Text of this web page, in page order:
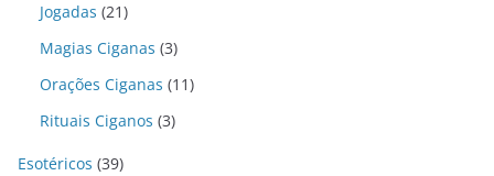
Jogadas (21)
Magias Ciganas (3)
Orações Ciganas (11)
Rituais Ciganos (3)
Esotéricos (39)